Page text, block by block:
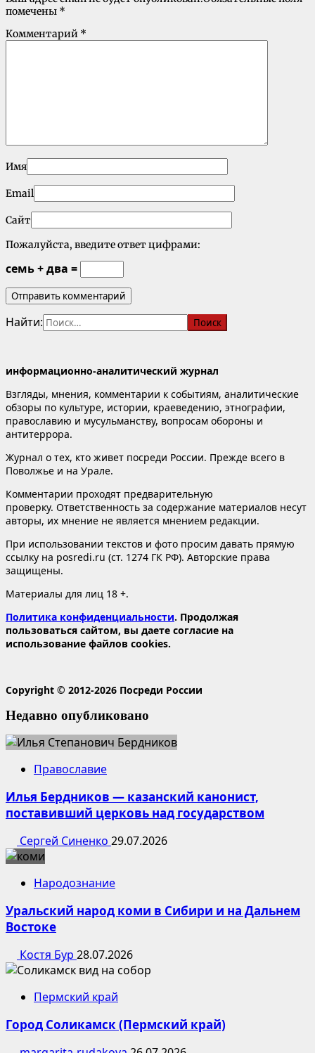
помечены *
Комментарий *
Имя
Email
Сайт
Пожалуйста, введите ответ цифрами:
семь + два =
Найти:
информационно-аналитический журнал
Взгляды, мнения, комментарии к событиям, аналитические
обзоры по культуре, истории, краеведению, этнографии,
православию и мусульманству, вопросам обороны и
антитеррора.
Журнал о тех, кто живет посреди России. Прежде всего в
Поволжье и на Урале.
Комментарии проходят предварительную
проверку. Ответственность за содержание материалов несут
авторы, их мнение не является мнением редакции.
При использовании текстов и фото просим давать прямую
ссылку на posredi.ru (ст. 1274 ГК РФ). Авторские права
защищены.
Материалы для лиц 18 +.
Политика конфиденциальности. Продолжая
пользоваться сайтом, вы даете согласие на
использование файлов cookies.
Copyright © 2012-2026 Посреди России
Недавно опубликовано
Православие
Илья Бердников — казанский канонист,
поставивший церковь над государством
Сергей Синенко 29.07.2026
Народознание
Уральский народ коми в Сибири и на Дальнем
Востоке
Костя Бур 28.07.2026
Пермский край
Город Соликамск (Пермский край)